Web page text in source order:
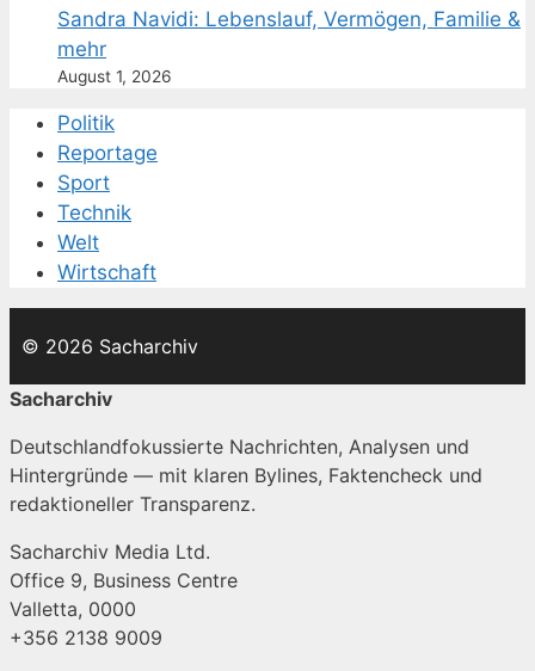
Sandra Navidi: Lebenslauf, Vermögen, Familie &
mehr
August 1, 2026
Politik
Reportage
Sport
Technik
Welt
Wirtschaft
© 2026 Sacharchiv
Sacharchiv
Deutschlandfokussierte Nachrichten, Analysen und
Hintergründe — mit klaren Bylines, Faktencheck und
redaktioneller Transparenz.
Sacharchiv Media Ltd.
Office 9, Business Centre
Valletta, 0000
+356 2138 9009